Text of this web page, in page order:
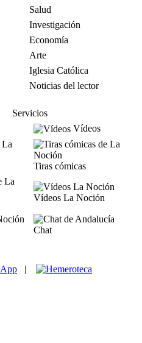
Salud
Investigación
Economía
Arte
Iglesia Católica
Noticias del lector
Servicios
Vídeos
Tiras cómicas
Vídeos La Noción
Chat
|